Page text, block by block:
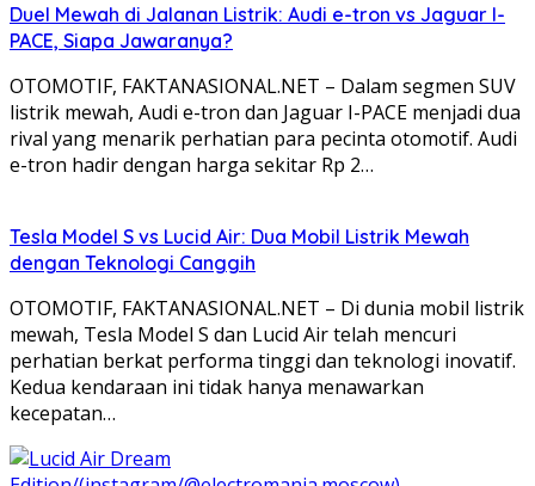
Duel Mewah di Jalanan Listrik: Audi e-tron vs Jaguar I-
PACE, Siapa Jawaranya?
OTOMOTIF, FAKTANASIONAL.NET – Dalam segmen SUV
listrik mewah, Audi e-tron dan Jaguar I-PACE menjadi dua
rival yang menarik perhatian para pecinta otomotif. Audi
e-tron hadir dengan harga sekitar Rp 2…
Tesla Model S vs Lucid Air: Dua Mobil Listrik Mewah
dengan Teknologi Canggih
OTOMOTIF, FAKTANASIONAL.NET – Di dunia mobil listrik
mewah, Tesla Model S dan Lucid Air telah mencuri
perhatian berkat performa tinggi dan teknologi inovatif.
Kedua kendaraan ini tidak hanya menawarkan
kecepatan…